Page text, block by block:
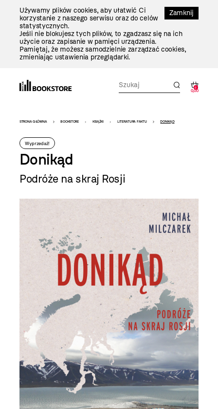
Zamknij
Używamy plików cookies, aby ułatwić Ci
korzystanie z naszego serwisu oraz do celów
statystycznych.
Jeśli nie blokujesz tych plików, to zgadzasz się na ich
użycie oraz zapisanie w pamięci urządzenia.
Pamiętaj, że możesz samodzielnie zarządzać cookies,
zmieniając ustawienia przeglądarki.
0
0,00
Bookstore
-
szablon
szczegóły
STRONA GŁÓWNA BOOKSTORE KSIĄŻKI LITERATURA FAKTU DONIKĄD
Wyprzedaż!
Donikąd
Podróże na skraj Rosji